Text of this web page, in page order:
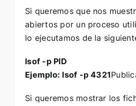
Si queremos que nos
abiertos por un proceso
lo ejecutamos de la
lsof -p PID
Ejemplo: lsof -p 4321
Si queremos mostrar los